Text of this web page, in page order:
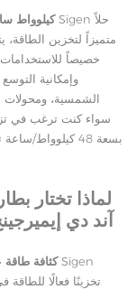
48 كيلوواط
متميزاً لتخزين الطاقة،
خصيصاً للاستخدامات
وإمكانية
الشمسية، ومحولات
سواء كنت ترغب في
لماذا تختار
آند دي إيميرجينج
كثافة طاقة
تخزينًا فعالًا